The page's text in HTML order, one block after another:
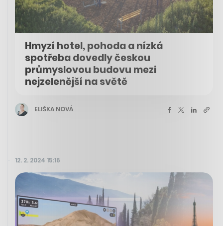
Hmyzí hotel, pohoda a nízká
spotřeba dovedly českou
průmyslovou budovu mezi
nejzelenější na světě
ELIŠKA NOVÁ
12. 2. 2024 15:16